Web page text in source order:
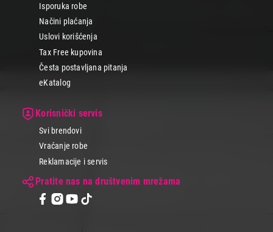
Isporuka robe
Načini plaćanja
Uslovi korišćenja
Tax Free kupovina
Česta postavljana pitanja
eKatalog
Korisnički servis
Svi brendovi
Vraćanje robe
Reklamacije i servis
Pratite nas na društvenim mrežama